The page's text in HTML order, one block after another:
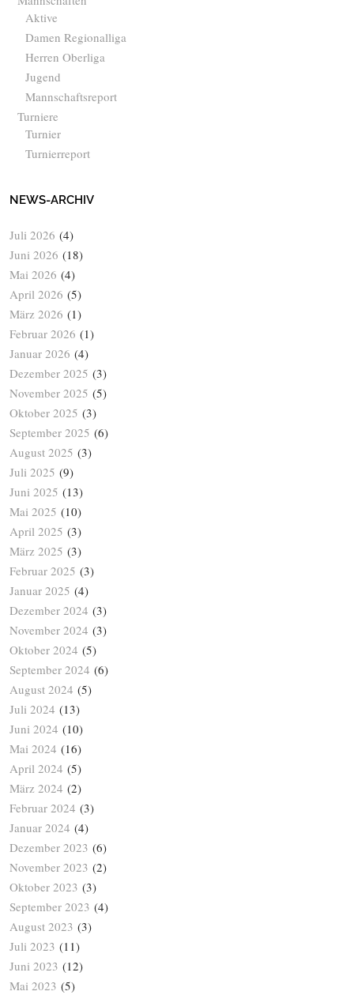
Aktive
Damen Regionalliga
Herren Oberliga
Jugend
Mannschaftsreport
Turniere
Turnier
Turnierreport
NEWS-ARCHIV
Juli 2026 (4)
Juni 2026 (18)
Mai 2026 (4)
April 2026 (5)
März 2026 (1)
Februar 2026 (1)
Januar 2026 (4)
Dezember 2025 (3)
November 2025 (5)
Oktober 2025 (3)
September 2025 (6)
August 2025 (3)
Juli 2025 (9)
Juni 2025 (13)
Mai 2025 (10)
April 2025 (3)
März 2025 (3)
Februar 2025 (3)
Januar 2025 (4)
Dezember 2024 (3)
November 2024 (3)
Oktober 2024 (5)
September 2024 (6)
August 2024 (5)
Juli 2024 (13)
Juni 2024 (10)
Mai 2024 (16)
April 2024 (5)
März 2024 (2)
Februar 2024 (3)
Januar 2024 (4)
Dezember 2023 (6)
November 2023 (2)
Oktober 2023 (3)
September 2023 (4)
August 2023 (3)
Juli 2023 (11)
Juni 2023 (12)
Mai 2023 (5)